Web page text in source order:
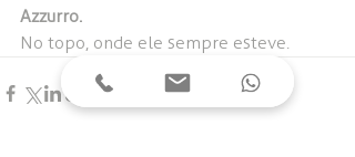
Azzurro.
No topo, onde ele sempre esteve.